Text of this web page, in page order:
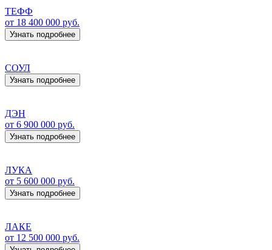
ТЕФФ
от 18 400 000 руб.
Узнать подробнее
СОУЛ
Узнать подробнее
ДЭН
от 6 900 000 руб.
Узнать подробнее
ЛУКА
от 5 600 000 руб.
Узнать подробнее
ЛАКЕ
от 12 500 000 руб.